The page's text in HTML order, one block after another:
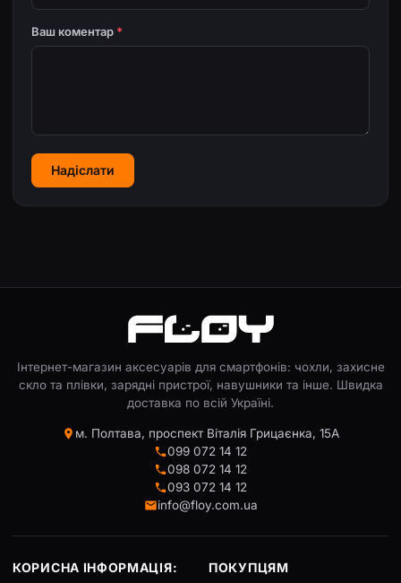
Ваш коментар *
Надіслати
Інтернет-магазин аксесуарів для смартфонів: чохли, захисне
скло та плівки, зарядні пристрої, навушники та інше. Швидка
доставка по всій Україні.
м. Полтава, проспект Віталія Грицаєнка, 15А
099 072 14 12
098 072 14 12
093 072 14 12
info@floy.com.ua
КОРИСНА ІНФОРМАЦІЯ: ПОКУПЦЯМ